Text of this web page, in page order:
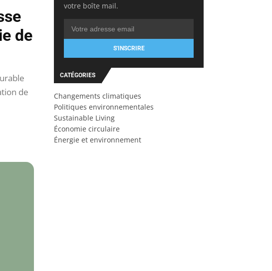
de
de
votre boîte mail.
S'INSCRIRE
CATÉGORIES
Changements climatiques
Politiques environnementales
Sustainable Living
Économie circulaire
Énergie et environnement